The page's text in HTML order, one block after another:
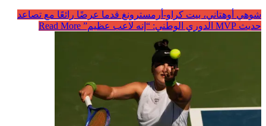
شوهي أوهتاني، بيت كراو-أرمسترونغ قدما عرضًا رائعًا مع تصاعد
حديث MVP الدوري الوطني: “إنه لاعب عظيم”